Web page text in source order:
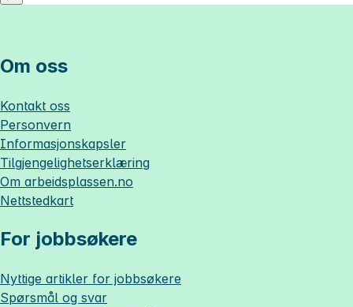
Om oss
Kontakt oss
Personvern
Informasjonskapsler
Tilgjengelighetserklæring
Om arbeidsplassen.no
Nettstedkart
For jobbsøkere
Nyttige artikler for jobbsøkere
Spørsmål og svar